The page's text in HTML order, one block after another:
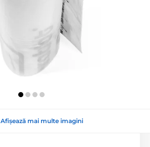
Afișează mai multe imagini